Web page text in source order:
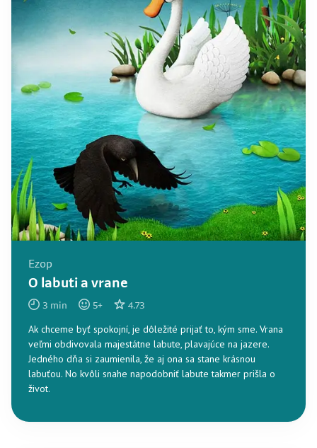
Ezop
O labuti a vrane
3 min 5+ 4.73
Ak chceme byť spokojní, je dôležité prijať to, kým sme. Vrana
veľmi obdivovala majestátne labute, plavajúce na jazere.
Jedného dňa si zaumienila, že aj ona sa stane krásnou
labuťou. No kvôli snahe napodobniť labute takmer prišla o
život.